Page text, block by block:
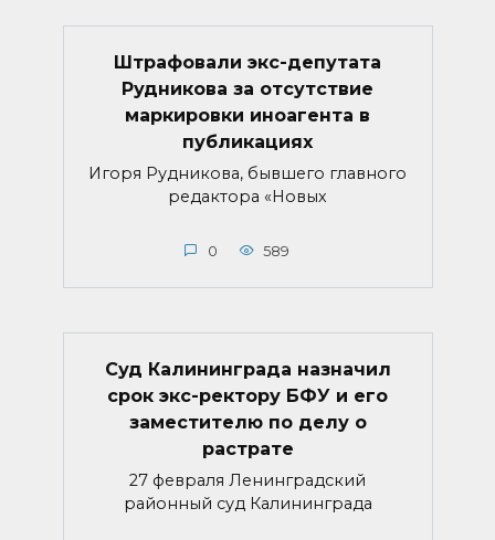
Штрафовали экс-депутата
Рудникова за отсутствие
маркировки иноагента в
публикациях
Игоря Рудникова, бывшего главного
редактора «Новых
0 589
Суд Калининграда назначил
срок экс-ректору БФУ и его
заместителю по делу о
растрате
27 февраля Ленинградский
районный суд Калининграда